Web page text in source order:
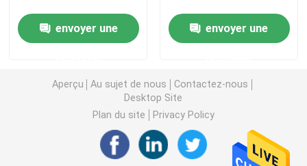
Machine ondulée d'extrudeuse de tuyau
Pp attachent la chaîne de production
Machine en plastique d'extrudeuse de feuille
envoyer une envoyer une
Aperçu Au sujet de nous
Contactez-nous
Desktop Site
Plan du site
Privacy Policy